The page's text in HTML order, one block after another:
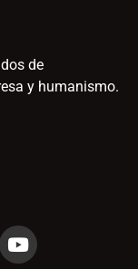
de
y humanismo.